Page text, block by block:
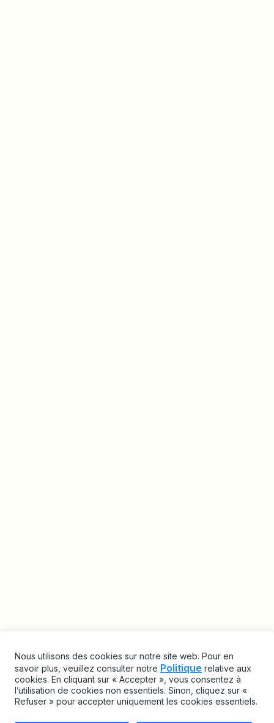
Nous utilisons des cookies sur notre site web. Pour en
savoir plus, veuillez consulter notre Politique relative aux
cookies. En cliquant sur « Accepter », vous consentez à
l’utilisation de cookies non essentiels. Sinon, cliquez sur «
Refuser » pour accepter uniquement les cookies essentiels.